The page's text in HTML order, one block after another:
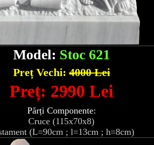
Model: Stoc 621
Preț Vechi:4000 Lei
Preț: 2990 Lei
Părți Componente:
Cruce (115x70x8)
(L=90cm ; l=13cm ; h=8cm)